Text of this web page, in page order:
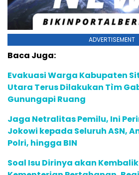
ADVERTISEMENT
Baca Juga:
Evakuasi Warga Kabupaten
Utara Terus Dilakukan Tìm
Gunungapi Ruang
Jaga Netralitas Pemilu, Ini
Jokowi kepada Seluruh ASN,
Polri, hingga BIN
Soal Isu Dirinya akan